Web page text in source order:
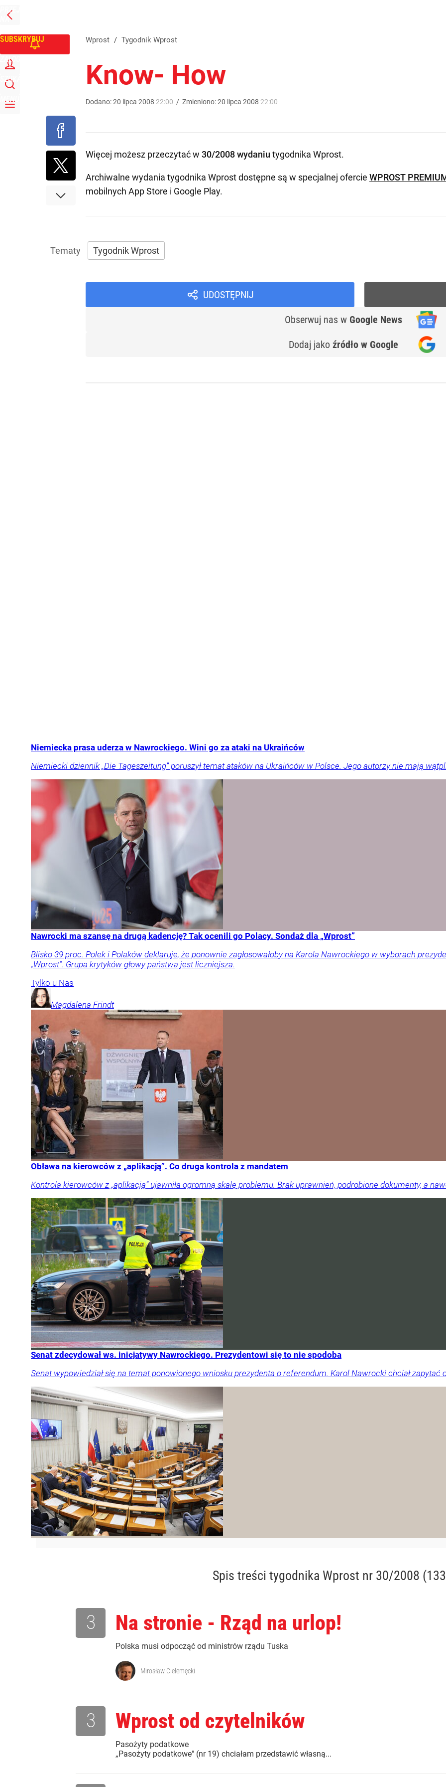
PRZEJDŹ
NA
GŁÓWNĄ
SUBSKRYBUJ
ZALOGUJ
SZUKAJ
MENU
Wprost / Tygodnik Wprost
Know- How
Dodano:20 lipca 2008 22:00 / Zmieniono:20 lipca 2008 22:00
Więcej możesz przeczytać w 30/2008 wydaniu tygodnika Wprost.
Archiwalne wydania tygodnika Wprost dostępne są w specjalnej ofercie WPROST
mobilnych App Store i Google Play.
Tygodnik Wprost
UDOSTĘPNIJ
Obserwuj nas w Google News
Dodaj jako źródło w Google
Niemiecka prasa uderza w Nawrockiego. Wini go za ataki na Ukraińców
Niemiecki dziennik „Die Tageszeitung” poruszył temat ataków na Ukraińców w Polsce. Jego autorzy nie mają
Nawrocki ma szansę na drugą kadencję? Tak ocenili go Polacy. Sondaż dla „Wprost”
Blisko 39 proc. Polek i Polaków deklaruje, że ponownie zagłosowałoby na Karola Nawrockiego w wyborach
„Wprost”. Grupa krytyków głowy państwa jest liczniejsza.
Tylko u Nas
Magdalena Frindt
Obława na kierowców z „aplikacją”. Co druga kontrola z mandatem
Kontrola kierowców z „aplikacją” ujawniła ogromną skalę problemu. Brak uprawnień, podrobione dokumenty, a
Senat zdecydował ws. inicjatywy Nawrockiego. Prezydentowi się to nie spodoba
Senat wypowiedział się na temat ponowionego wniosku prezydenta o referendum. Karol Nawrocki chciał zapytać
Spis treści tygodnika Wprost nr 30/2008
Na stronie - Rząd na urlop!
Polska musi odpocząć od ministrów rządu Tuska
3
Mirosław Cielemęcki
Wprost od czytelników
Pasożyty podatkowe W związku z
„Pasożyty podatkowe" (nr 19) chciałam przedstawić własną...
3